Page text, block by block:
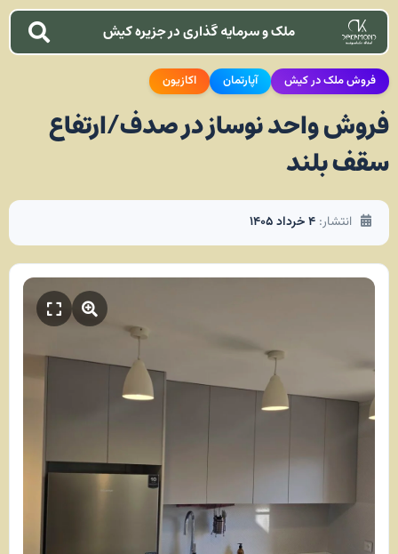
ملک و سرمایه گذاری در جزیره کیش
فروش ملک در کیش آپارتمان اکازیون
فروش واحد نوساز در صدف/ارتفاع
سقف بلند
انتشار: ۴ خرداد ۱۴۰۵